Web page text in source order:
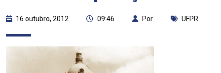
16 outubro, 2012 09:46 Por UFPR